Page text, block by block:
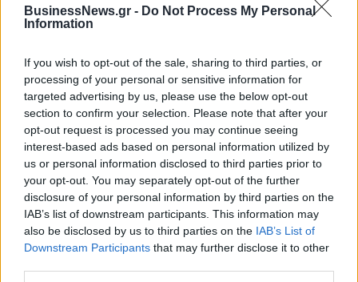
BusinessNews.gr - Do Not Process My Personal
Information
If you wish to opt-out of the sale, sharing to third parties, or
processing of your personal or sensitive information for
targeted advertising by us, please use the below opt-out
section to confirm your selection. Please note that after your
opt-out request is processed you may continue seeing
interest-based ads based on personal information utilized by
us or personal information disclosed to third parties prior to
your opt-out. You may separately opt-out of the further
disclosure of your personal information by third parties on the
IAB’s list of downstream participants. This information may
also be disclosed by us to third parties on the IAB’s List of
Downstream Participants that may further disclose it to other
βιομηχανίας
Από τις 28 Αυγούστου η ψηφιακή ενεργοποίηση της
Κάρτας Αγρότη μέσω της ΕΑΕ 2026
06/08/2026 - 16:51 ΟΙΚΟΝΟΜΙΑ
Eurobank: Εξελίξεις και προοπτικές στις αγορές
πετρελαίου και φυσικού αερίου στην Ευρώπη
06/08/2026 - 16:20 ΕΝΕΡΓΕΙΑ
Οι ελληνικές scale-ups επιχειρήσεις στρέφονται
στην ανάπτυξη - Μεγαλύτερη πρόκληση η
προσέλκυση πελατών